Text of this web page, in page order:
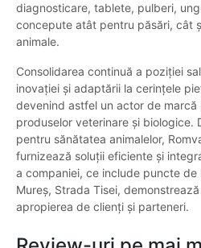
diagnosticare, tablete, pulberi,
concepute atât pentru păsări, cât
animale.
Consolidarea continuă a poziției
inovației și adaptării la cerințele
devenind astfel un actor de marcă
produselor veterinare și biologice.
pentru sănătatea animalelor,
furnizează soluții eficiente și
a companiei, ce include puncte de
Mureș, Strada Tisei,
apropierea de clienți și parteneri.